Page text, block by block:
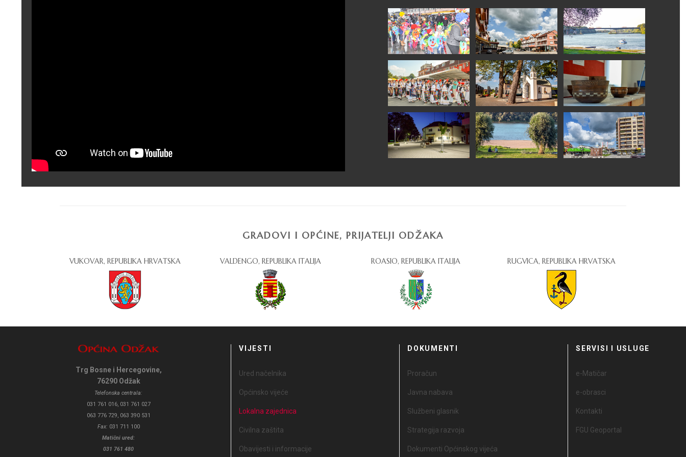
GRADOVI I OPĆINE, PRIJATELJI ODŽAKA
VUKOVAR, REPUBLIKA HRVATSKA VALDENGO, REPUBLIKA ITALIJA ROASIO, REPUBLIKA ITALIJA RUGVICA, REPUBLIKA HRVATSKA
Trg Bosne i Hercegovine,
76290 Odžak
Telefonska centrala:
031 761 016, 031 761 027
063 776 729, 063 390 531
Fax: 031 711 100
Matični ured:
031 761 480
VIJESTI
Ured načelnika
Općinsko vijeće
Lokalna zajednica
Civilna zaštita
Obavijesti i informacije
DOKUMENTI
Proračun
Javna nabava
Službeni glasnik
Strategija razvoja
Dokumenti Općinskog vijeća
SERVISI I USLUGE
e-Matičar
e-obrasci
Kontakti
FGU Geoportal